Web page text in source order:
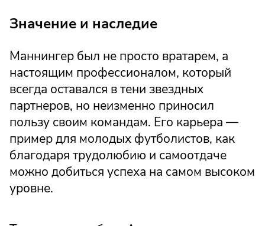
Значение и наследие
Маннингер был не просто вратарем, а
настоящим профессионалом, который
всегда оставался в тени звездных
партнеров, но неизменно приносил
пользу своим командам. Его карьера —
пример для молодых футболистов, как
благодаря трудолюбию и самоотдаче
можно добиться успеха на самом высоком
уровне.